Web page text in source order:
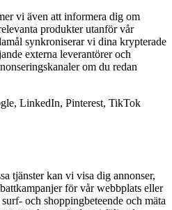
vi även att informera dig om
produkter utanför vår
synkroniserar vi dina krypterade
externa leverantörer och
om du redan
LinkedIn, Pinterest, TikTok
tjänster kan vi visa dig annonser,
för vår webbplats eller
och shoppingbeteende och mäta